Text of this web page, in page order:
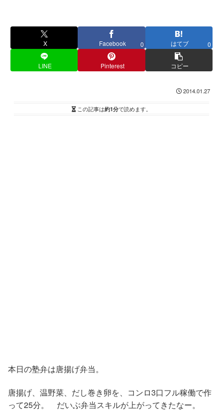
X Facebook 0 はてブ 0
LINE Pinterest コピー
2014.01.27
この記事は約1分で読めます。
本日の塾弁は唐揚げ弁当。
唐揚げ、温野菜、だし巻き卵を、コンロ3口フル稼働で作
って25分。 だいぶ弁当スキルが上がってきたなー。